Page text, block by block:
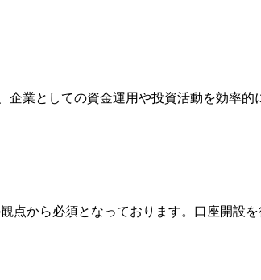
業としての資金運用や投資活動を効率
から必須となっております。口座開設